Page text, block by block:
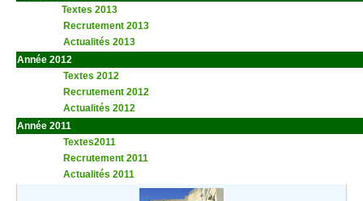
Textes 2013
Recrutement 2013
Actualités 2013
Année 2012
Textes 2012
Recrutement 2012
Actualités 2012
Année 2011
Textes2011
Recrutement 2011
Actualités 2011